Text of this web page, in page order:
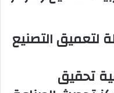
لتعميق التصنيع
تحقيق